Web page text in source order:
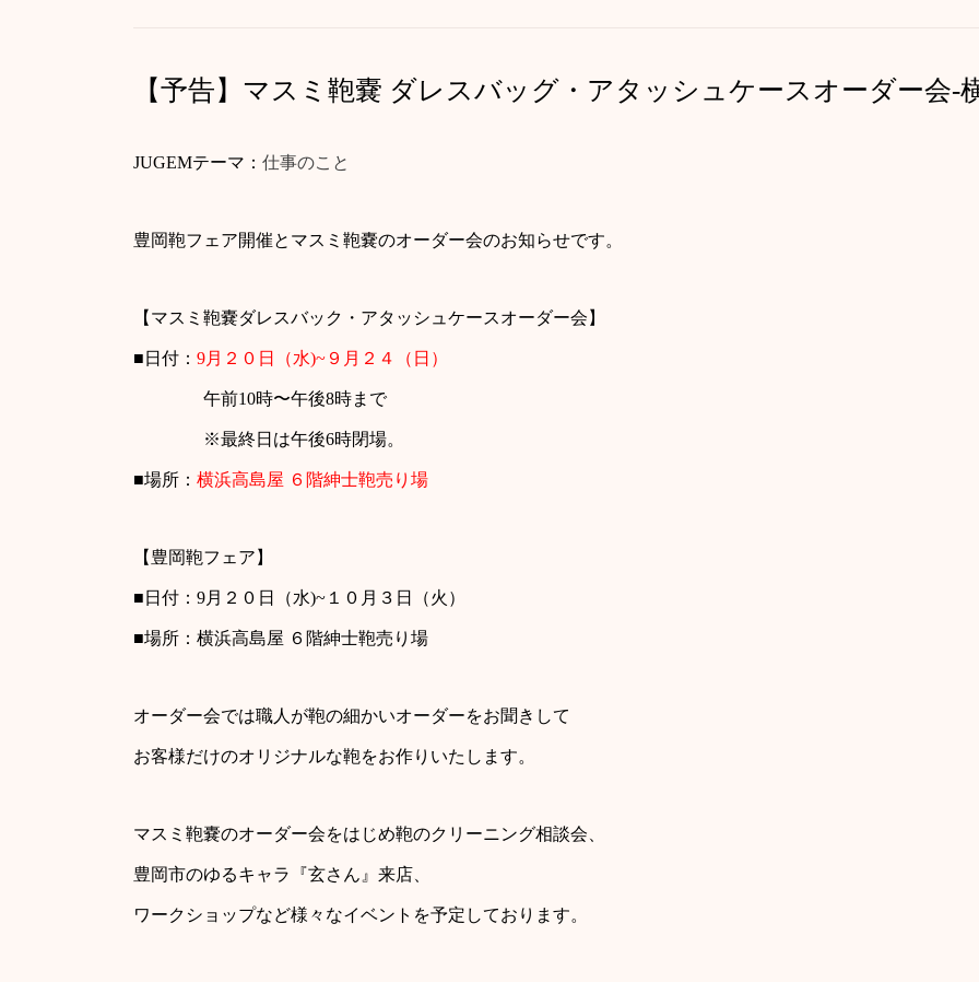
【予告】マスミ鞄嚢 ダレスバッグ・アタッシュケースオーダー会‐
JUGEMテーマ： 仕事のこと
豊岡鞄フェア開催とマスミ鞄嚢のオーダー会のお知らせです。
【マスミ鞄嚢ダレスバック・アタッシュケースオーダー会】
■日付： 9月２０日（水)~９月２４（日）
午前10時〜午後8時まで
※最終日は午後6時閉場。
■場所： 横浜高島屋 ６階紳士鞄売り場
【豊岡鞄フェア】
■日付：9月２０日（水)~１０月３日（火）
■場所：横浜高島屋 ６階紳士鞄売り場
オーダー会では職人が鞄の細かいオーダーをお聞きして
お客様だけのオリジナルな鞄をお作りいたします。
マスミ鞄嚢のオーダー会をはじめ鞄のクリーニング相談会、
豊岡市のゆるキャラ『玄さん』来店、
ワークショップなど様々なイベントを予定しております。